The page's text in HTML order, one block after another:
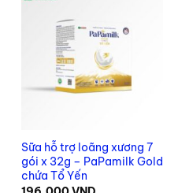
Sữa hỗ trợ loãng xương 7
gói x 32g – PaPamilk Gold
chứa Tổ Yến